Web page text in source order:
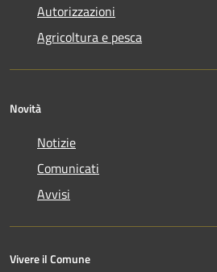
Autorizzazioni
Agricoltura e pesca
Novità
Notizie
Comunicati
Avvisi
Vivere il Comune